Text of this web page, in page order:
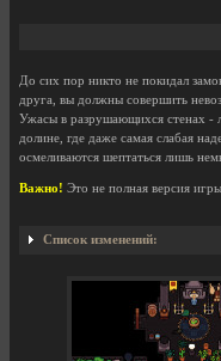
До сих пор никто не покидал
друга, вы должны совершить
Ужасы в разрушающихся стенах -
долине, где даже самая слабая
осмеливаются шептаться лишь
Важно! Это не полная версия
Список изменений: